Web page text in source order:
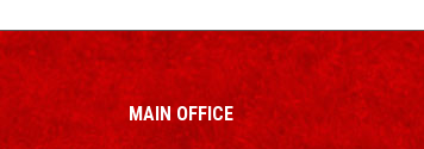
MAIN OFFICE